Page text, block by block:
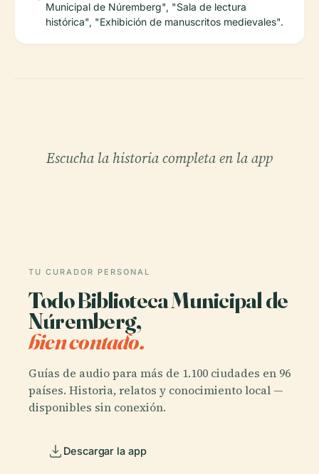
Municipal de Núremberg", "Sala de lectura
histórica", "Exhibición de manuscritos medievales".
Escucha la historia completa en la app
TU CURADOR PERSONAL
Todo Biblioteca Municipal de
Núremberg,
bien contado.
Guías de audio para más de 1.100 ciudades en 96
países. Historia, relatos y conocimiento local —
disponibles sin conexión.
Descargar la app